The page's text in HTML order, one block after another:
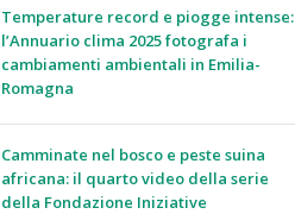
Temperature record e piogge intense:
l’Annuario clima 2025 fotografa i
cambiamenti ambientali in Emilia-
Romagna
Camminate nel bosco e peste suina
africana: il quarto video della serie
della Fondazione Iniziative